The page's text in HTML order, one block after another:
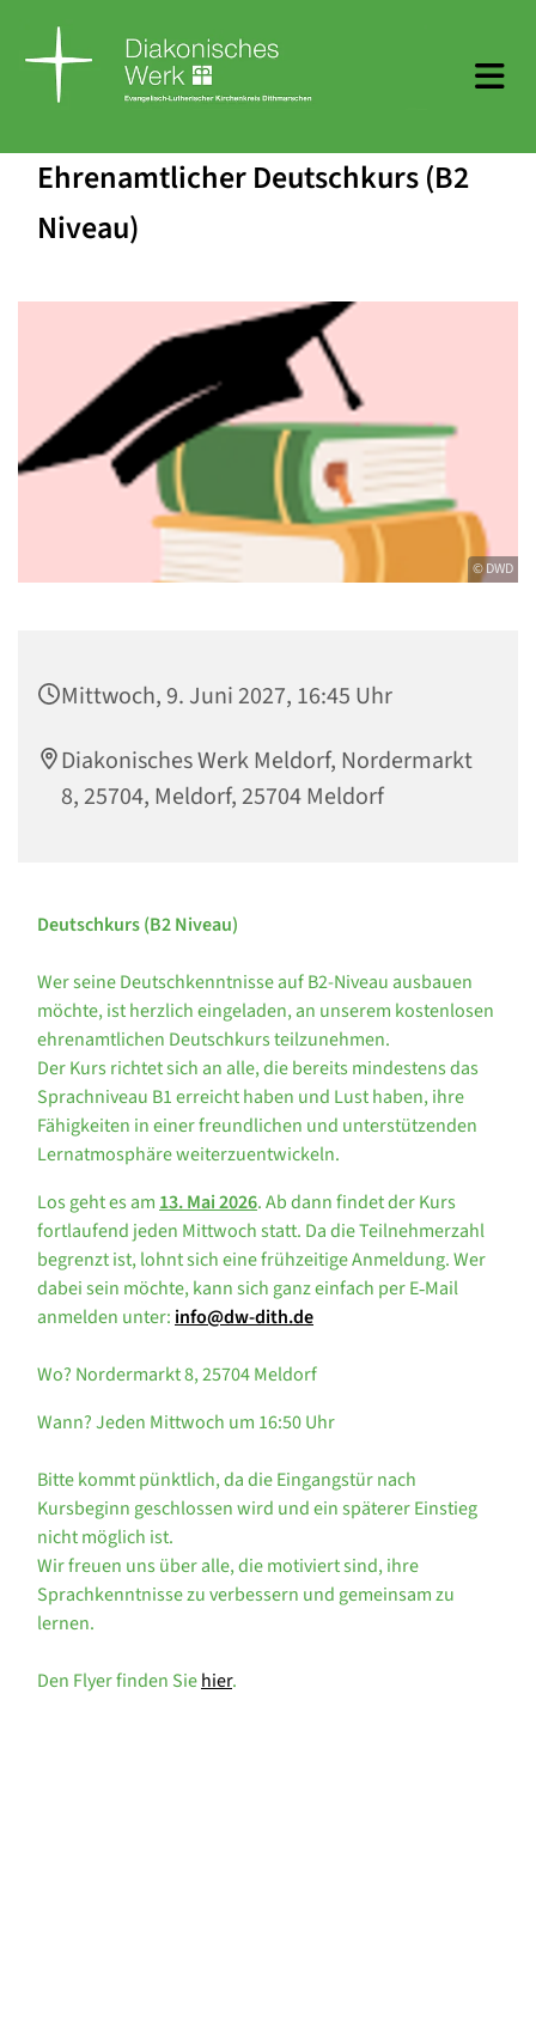
Ehrenamtlicher Deutschkurs (B2
Niveau)
© DWD
Mittwoch, 9. Juni 2027, 16:45 Uhr
Diakonisches Werk Meldorf, Nordermarkt
8, 25704, Meldorf, 25704 Meldorf
Deutschkurs (B2 Niveau)
Wer seine Deutschkenntnisse auf B2-Niveau ausbauen
möchte, ist herzlich eingeladen, an unserem kostenlosen
ehrenamtlichen Deutschkurs teilzunehmen.
Der Kurs richtet sich an alle, die bereits mindestens das
Sprachniveau B1 erreicht haben und Lust haben, ihre
Fähigkeiten in einer freundlichen und unterstützenden
Lernatmosphäre weiterzuentwickeln.
Los geht es am 13. Mai 2026. Ab dann findet der Kurs
fortlaufend jeden Mittwoch statt. Da die Teilnehmerzahl
begrenzt ist, lohnt sich eine frühzeitige Anmeldung. Wer
dabei sein möchte, kann sich ganz einfach per E‑Mail
anmelden unter: info@dw-dith.de
Wo? Nordermarkt 8, 25704 Meldorf
Wann? Jeden Mittwoch um 16:50 Uhr
Bitte kommt pünktlich, da die Eingangstür nach
Kursbeginn geschlossen wird und ein späterer Einstieg
nicht möglich ist.
Wir freuen uns über alle, die motiviert sind, ihre
Sprachkenntnisse zu verbessern und gemeinsam zu
lernen.
Den Flyer finden Siehier.